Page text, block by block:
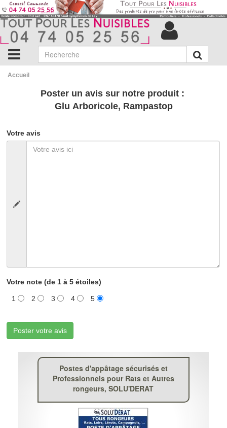
Accueil
Poster un avis sur notre produit :
Glu Arboricole, Rampastop
Votre avis
Votre note (de 1 à 5 étoiles)
1 2 3 4 5
Poster votre avis
Postes d'appâtage sécurisés et
Professionnels pour Rats et Autres
rongeurs, SOLU'DERAT